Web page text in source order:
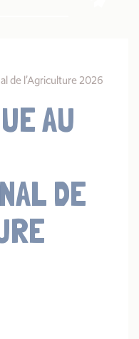
de l’Agriculture 2026
AU
DE